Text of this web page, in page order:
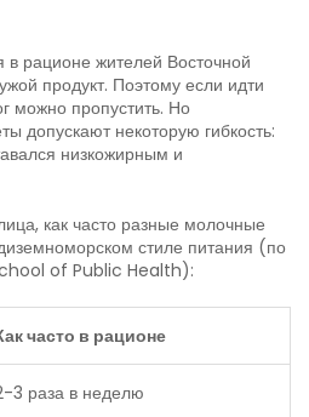
в рационе жителей Восточной
продукт. Поэтому если идти
можно пропустить. Но
допускают некоторую гибкость:
низкожирным и
как часто разные молочные
стиле питания (по
of Public Health):
часто в рационе
3 раза в неделю